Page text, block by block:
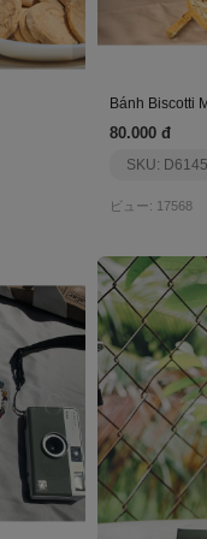
Bánh Biscotti
80.000 đ
SKU:
ビュー: 17568